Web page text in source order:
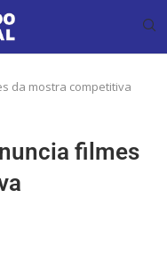
da mostra competitiva
filmes